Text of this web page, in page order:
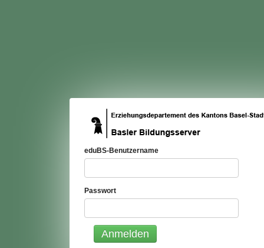
eduBS-Benutzername
Passwort